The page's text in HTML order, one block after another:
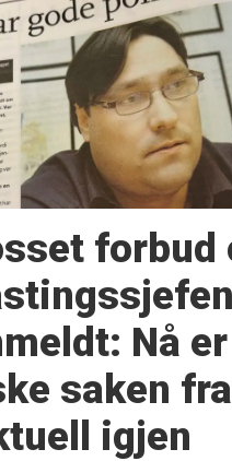
forbud
Nå
saken fra
igjen